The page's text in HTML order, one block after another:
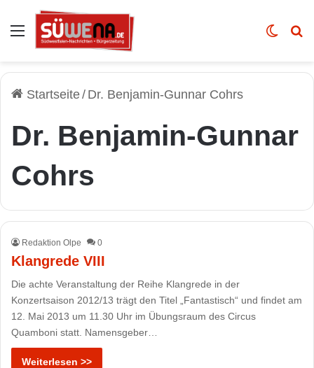
Auswahl Skin
Startseite/ Dr. Benjamin-Gunnar Cohrs
Dr. Benjamin-Gunnar
Cohrs
Redaktion Olpe 0
Klangrede VIII
Die achte Veranstaltung der Reihe Klangrede in der
Konzertsaison 2012/13 trägt den Titel „Fantastisch“ und findet am
12. Mai 2013 um 11.30 Uhr im Übungsraum des Circus
Quamboni statt. Namensgeber…
Weiterlesen >>